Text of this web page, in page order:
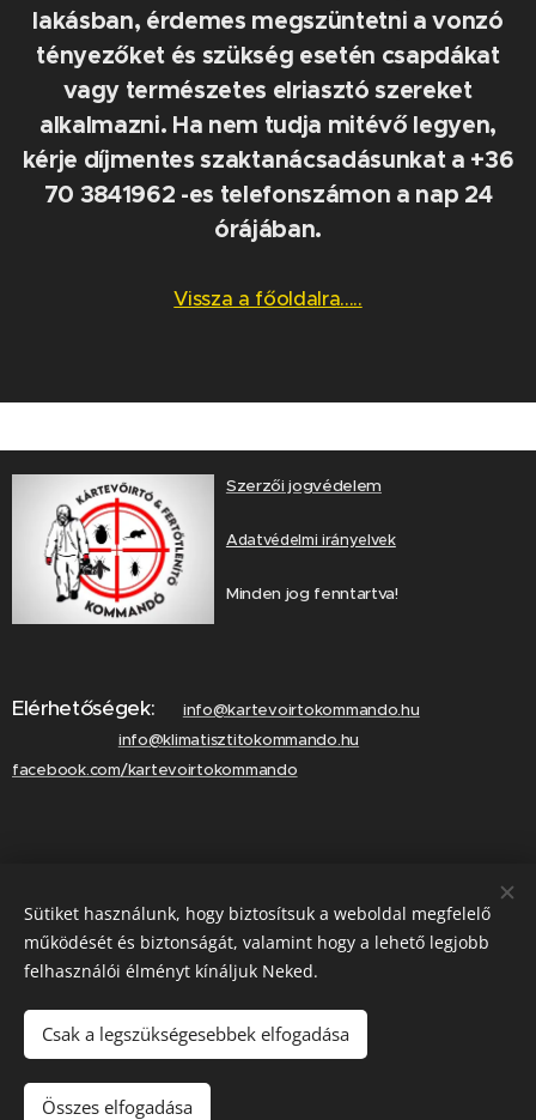
lakásban, érdemes megszüntetni a vonzó
tényezőket és szükség esetén csapdákat
vagy természetes elriasztó szereket
alkalmazni. Ha nem tudja mitévő legyen,
kérje díjmentes szaktanácsadásunkat a +36
70 3841962 -es telefonszámon a nap 24
órájában.
Vissza a főoldalra.....
Szerzői jogvédelem
Adatvédelmi irányelvek
Minden jog fenntartva!
Elérhetőségek:
info@kartevoirtokommando.hu
info@klimatisztitokommando.hu
facebook.com/kartevoirtokommando
Hívjon minket!
Sütiket használunk, hogy biztosítsuk a weboldal megfelelő
működését és biztonságát, valamint hogy a lehető legjobb
felhasználói élményt kínáljuk Neked.
Csak a legszükségesebbek elfogadása
Összes elfogadása